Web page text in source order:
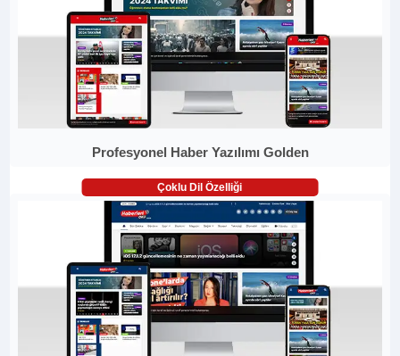
Profesyonel Haber Yazılımı Golden
Çoklu Dil Özelliği